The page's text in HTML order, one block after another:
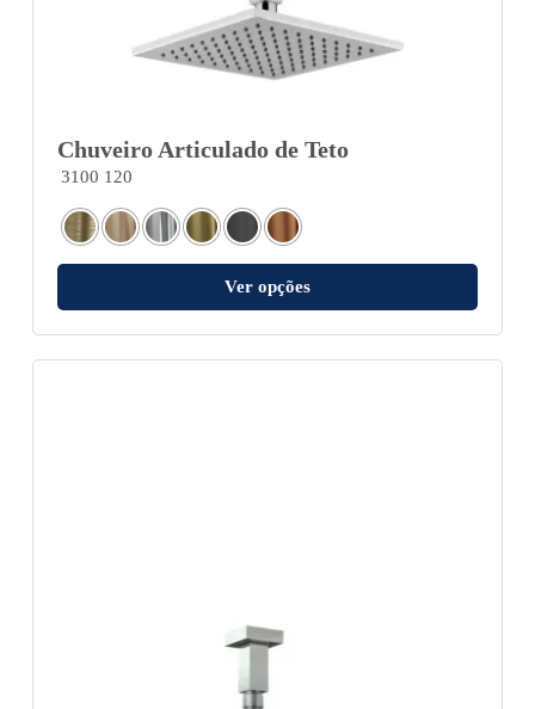
Chuveiro Articulado de Teto
3100 120
Ver opções